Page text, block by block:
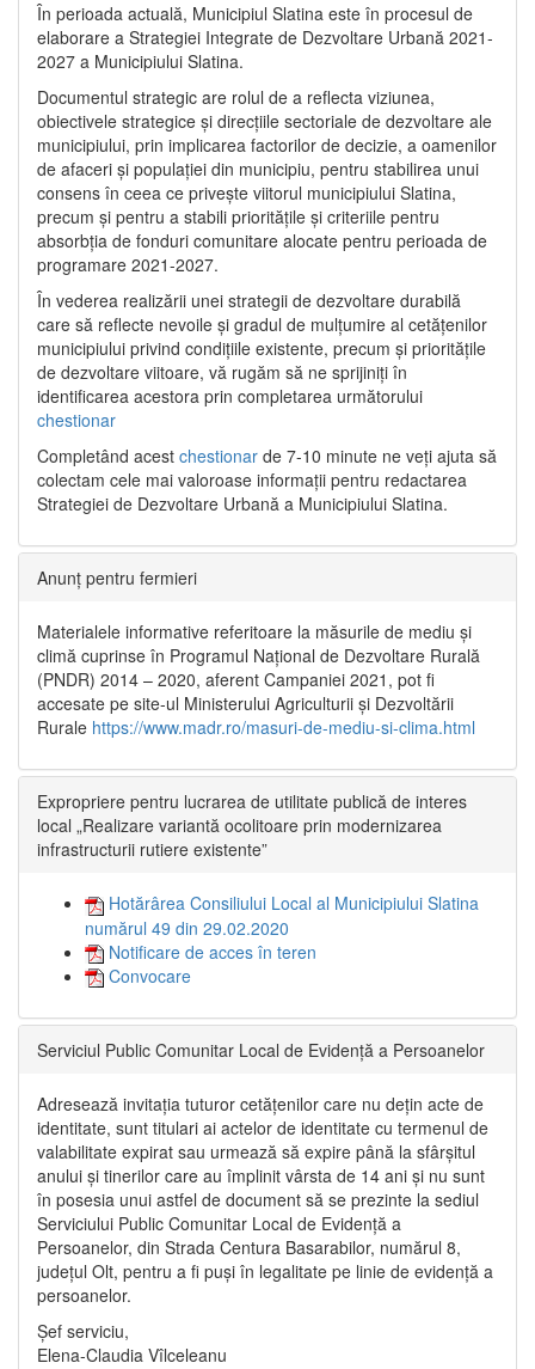
În perioada actuală, Municipiul Slatina este în procesul de
elaborare a Strategiei Integrate de Dezvoltare Urbană 2021‐
2027 a Municipiului Slatina.
Documentul strategic are rolul de a reflecta viziunea,
obiectivele strategice și direcțiile sectoriale de dezvoltare ale
municipiului, prin implicarea factorilor de decizie, a oamenilor
de afaceri și populației din municipiu, pentru stabilirea unui
consens în ceea ce privește viitorul municipiului Slatina,
precum și pentru a stabili prioritățile și criteriile pentru
absorbția de fonduri comunitare alocate pentru perioada de
programare 2021-2027.
În vederea realizării unei strategii de dezvoltare durabilă
care să reflecte nevoile și gradul de mulțumire al cetățenilor
municipiului privind condițiile existente, precum și prioritățile
de dezvoltare viitoare, vă rugăm să ne sprijiniți în
identificarea acestora prin completarea următorului
chestionar
Completând acest chestionar de 7-10 minute ne veți ajuta să
colectam cele mai valoroase informații pentru redactarea
Strategiei de Dezvoltare Urbană a Municipiului Slatina.
Anunț pentru fermieri
Materialele informative referitoare la măsurile de mediu și
climă cuprinse în Programul Național de Dezvoltare Rurală
(PNDR) 2014 – 2020, aferent Campaniei 2021, pot fi
accesate pe site-ul Ministerului Agriculturii și Dezvoltării
Rurale https://www.madr.ro/masuri-de-mediu-si-clima.html
Expropriere pentru lucrarea de utilitate publică de interes
local „Realizare variantă ocolitoare prin modernizarea
infrastructurii rutiere existente”
Hotărârea Consiliului Local al Municipiului Slatina
numărul 49 din 29.02.2020
Notificare de acces în teren
Convocare
Serviciul Public Comunitar Local de Evidență a Persoanelor
Adresează invitația tuturor cetățenilor care nu dețin acte de
identitate, sunt titulari ai actelor de identitate cu termenul de
valabilitate expirat sau urmează să expire până la sfârșitul
anului și tinerilor care au împlinit vârsta de 14 ani și nu sunt
în posesia unui astfel de document să se prezinte la sediul
Serviciului Public Comunitar Local de Evidență a
Persoanelor, din Strada Centura Basarabilor, numărul 8,
județul Olt, pentru a fi puși în legalitate pe linie de evidență a
persoanelor.
Șef serviciu,
Elena-Claudia Vîlceleanu